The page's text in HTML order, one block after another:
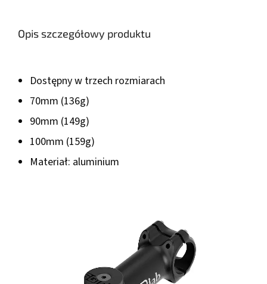
Opis szczegółowy produktu
Dostępny w trzech rozmiarach
70mm (136g)
90mm (149g)
100mm (159g)
Materiał: aluminium